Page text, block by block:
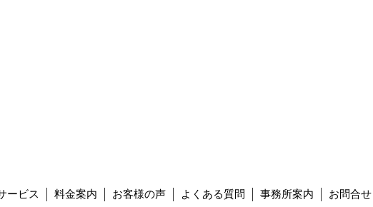
ービス 料金案内 お客様の声 よくある質問 事務所案内 お問合せ